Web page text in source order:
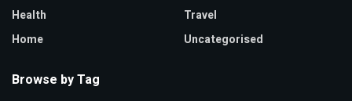
Health
Home
Travel
Uncategorised
Browse by Tag